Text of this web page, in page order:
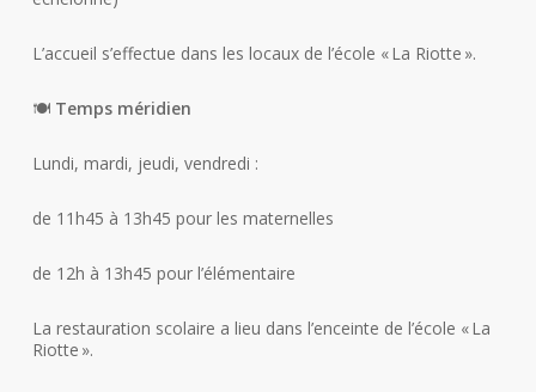
L’accueil s’effectue dans les locaux de l’école « La Riotte ».
🍽 Temps méridien
Lundi, mardi, jeudi, vendredi :
de 11h45 à 13h45 pour les maternelles
de 12h à 13h45 pour l’élémentaire
La restauration scolaire a lieu dans l’enceinte de l’école « La
Riotte ».